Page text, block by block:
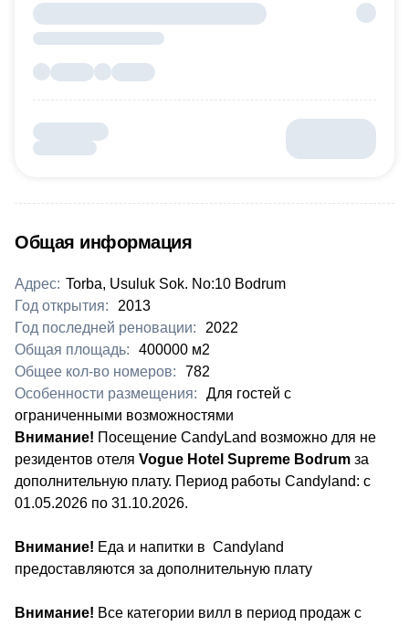
Общая информация
Адрес: Torba, Usuluk Sok. No:10 Bodrum
Год открытия:
2013
Год последней реновации:
2022
Общая площадь:
400000 м2
Общее кол-во номеров:
782
Особенности размещения:
Для гостей с
ограниченными возможностями
Внимание! Посещение CandyLand возможно для не
резидентов отеля Vogue Hotel Supreme Bodrum за
дополнительную плату. Период работы Candyland: с
01.05.2026 по 31.10.2026.
Внимание! Еда и напитки в Candyland
предоставляются за дополнительную плату
Внимание! Все категории вилл в период продаж с